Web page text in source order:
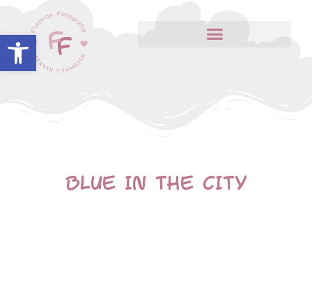
Abrir barra de herramientas
BLUE IN THE CITY